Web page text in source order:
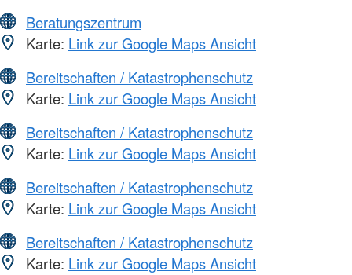
Beratungszentrum
Karte: Link zur Google Maps Ansicht
Bereitschaften / Katastrophenschutz
Karte: Link zur Google Maps Ansicht
Bereitschaften / Katastrophenschutz
Karte: Link zur Google Maps Ansicht
Bereitschaften / Katastrophenschutz
Karte: Link zur Google Maps Ansicht
Bereitschaften / Katastrophenschutz
Karte: Link zur Google Maps Ansicht